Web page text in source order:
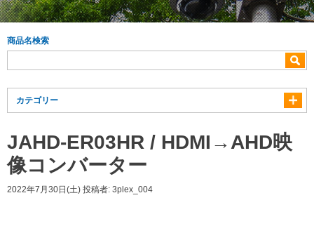
商品名検索
カテゴリー
JAHD-ER03HR / HDMI→AHD映
像コンバーター
2022年7月30日(土) 投稿者: 3plex_004